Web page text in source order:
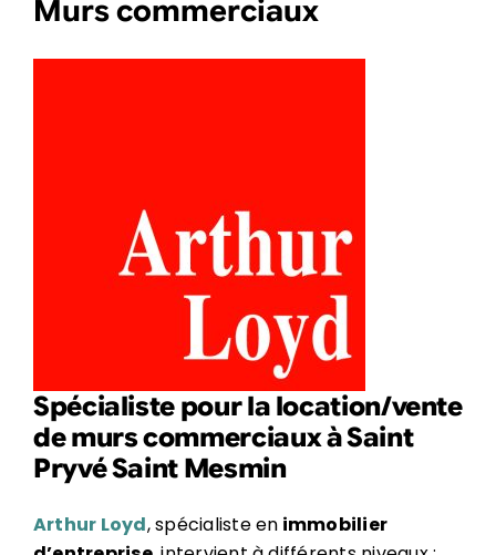
Murs commerciaux
Spécialiste pour la location/vente
de murs commerciaux à Saint
Pryvé Saint Mesmin
Arthur Loyd, spécialiste en immobilier